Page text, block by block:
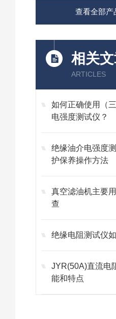
查看全部产
相关
ARTICLES
如何正确使用（
电强度测试仪？
绝缘油介电强度
护保养操作方法
真空滤油机主要
查
绝缘电阻测试仪
JYR(50A)直流电
能和特点